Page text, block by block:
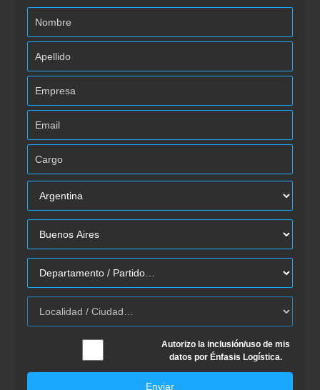
Autorizo la inclusión/uso de mis
datos por Énfasis Logística.
Enviar